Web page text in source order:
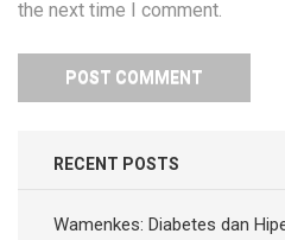
the next time I comment.
RECENT POSTS
Wamenkes: Diabetes dan